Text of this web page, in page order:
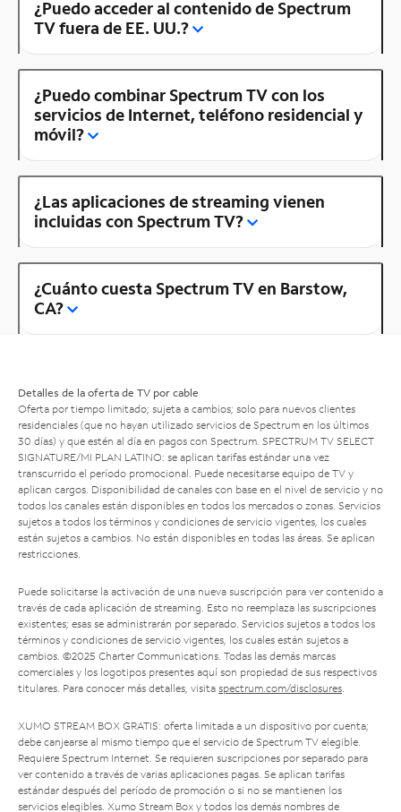
¿Puedo acceder al contenido de Spectrum
TV fuera de EE. UU.?
¿Puedo combinar Spectrum TV con los
servicios de Internet, teléfono residencial y
móvil?
¿Las aplicaciones de streaming vienen
incluidas con Spectrum TV?
¿Cuánto cuesta Spectrum TV en Barstow,
CA?
Detalles de la oferta de TV por cable
Oferta por tiempo limitado; sujeta a cambios; solo para nuevos clientes
residenciales (que no hayan utilizado servicios de Spectrum en los últimos
30 días) y que estén al día en pagos con Spectrum. SPECTRUM TV SELECT
SIGNATURE/MI PLAN LATINO: se aplican tarifas estándar una vez
transcurrido el período promocional. Puede necesitarse equipo de TV y
aplican cargos. Disponibilidad de canales con base en el nivel de servicio y no
todos los canales están disponibles en todos los mercados o zonas. Servicios
sujetos a todos los términos y condiciones de servicio vigentes, los cuales
están sujetos a cambios. No están disponibles en todas las áreas. Se aplican
restricciones.
Puede solicitarse la activación de una nueva suscripción para ver contenido a
través de cada aplicación de streaming. Esto no reemplaza las suscripciones
existentes; esas se administrarán por separado. Servicios sujetos a todos los
términos y condiciones de servicio vigentes, los cuales están sujetos a
cambios. ©2025 Charter Communications. Todas las demás marcas
comerciales y los logotipos presentes aquí son propiedad de sus respectivos
titulares. Para conocer más detalles, visita spectrum.com/disclosures.
XUMO STREAM BOX GRATIS: oferta limitada a un dispositivo por cuenta;
debe canjearse al mismo tiempo que el servicio de Spectrum TV elegible.
Requiere Spectrum Internet. Se requieren suscripciones por separado para
ver contenido a través de varias aplicaciones pagas. Se aplican tarifas
estándar después del período de promoción o si no se mantienen los
servicios elegibles. Xumo Stream Box y todos los demás nombres de